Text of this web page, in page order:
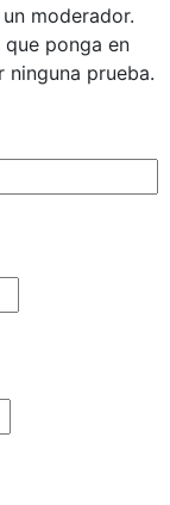
moderador.
ponga en
prueba.